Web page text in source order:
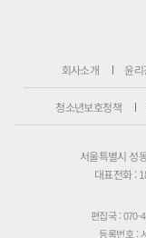
회사소개 윤리
청소년보호정책
서울특별시 성
대표전화 :
편집국 : 070-
등록번호 :